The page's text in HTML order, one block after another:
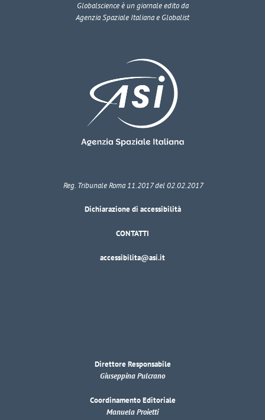
Globalscienceè un giornale edito da
Agenzia Spaziale Italiana e Globalist
Reg. Tribunale Roma 11.2017 del 02.02.2017
Dichiarazione di accessibilità
CONTATTI
accessibilita@asi.it
Direttore Responsabile
Giuseppina Pulcrano
Coordinamento Editoriale
Manuela Proietti